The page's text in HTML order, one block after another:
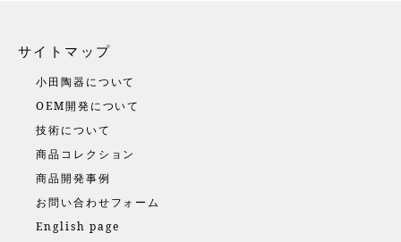
サイトマップ
小田陶器について
OEM開発について
技術について
商品コレクション
商品開発事例
お問い合わせフォーム
English page